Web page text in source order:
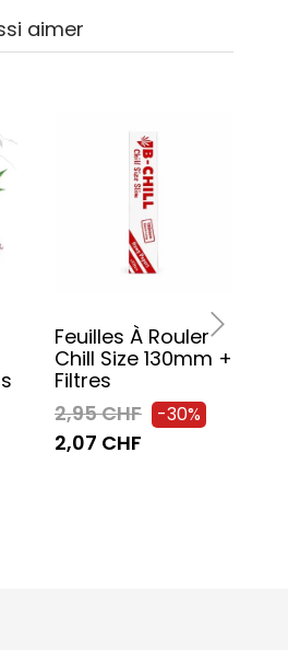
aimer
Feuilles À Rouler
Chill Size 130mm +
Filtres
2,95 CHF
-30%
2,07 CHF